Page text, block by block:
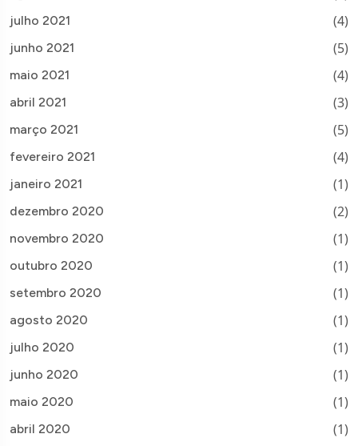
julho 2021 (4)
junho 2021 (5)
maio 2021 (4)
abril 2021 (3)
março 2021 (5)
fevereiro 2021 (4)
janeiro 2021 (1)
dezembro 2020 (2)
novembro 2020 (1)
outubro 2020 (1)
setembro 2020 (1)
agosto 2020 (1)
julho 2020 (1)
junho 2020 (1)
maio 2020 (1)
abril 2020 (1)